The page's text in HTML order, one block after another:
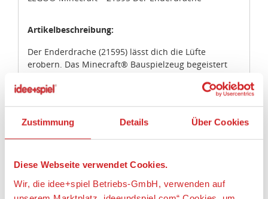
Zustimmung Details Über Cookies
Diese Webseite verwendet Cookies.
Wir, die idee+spiel Betriebs-GmbH, verwenden auf
Artikelbeschreibung:
Der Enderdrache (21595) lässt dich die Lüfte
erobern. Das Minecraft® Bauspielzeug begeistert
detailreichen wie dynamischen Blickfang, der die
wenn du den fürchterlichen Drachen über ein
Ausgangsportal „fliegen“ lässt. Dreh die Kurbel
unten am Sockel, um den Drachen mit den Flügeln
Schwanz und die Beine, um die fürchterliche
wirklichkeitsgetreue Videospiel-Deko neben anderen